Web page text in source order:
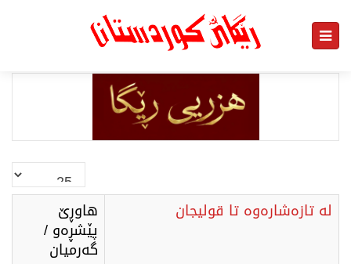
نمایش
#
لە تازەشارەوە تا قولیجان هاوڕێ
پێشڕەو /
گەرمیان